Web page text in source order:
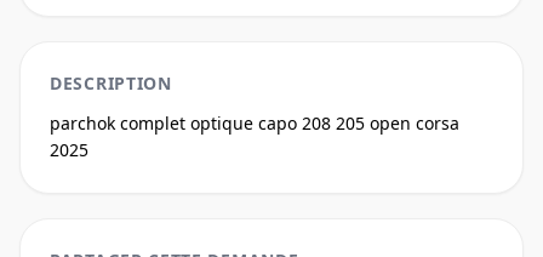
DESCRIPTION
parchok complet optique capo 208 205 open corsa
2025